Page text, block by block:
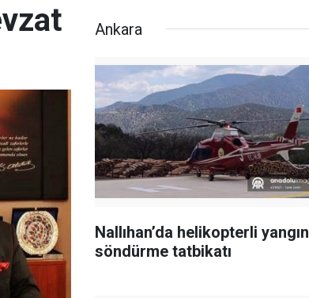
Ankara
Nallıhan’da helikopterli yangın
söndürme tatbikatı